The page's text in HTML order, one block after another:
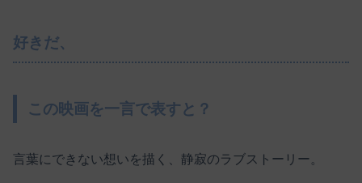
好きだ、
この映画を一言で表すと？
言葉にできない想いを描く、静寂のラブストーリー。